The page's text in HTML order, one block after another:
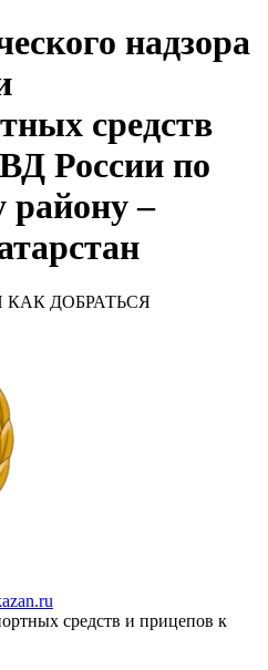
надзора
средств
России по
району –
КАК ДОБРАТЬСЯ
средств и прицепов к